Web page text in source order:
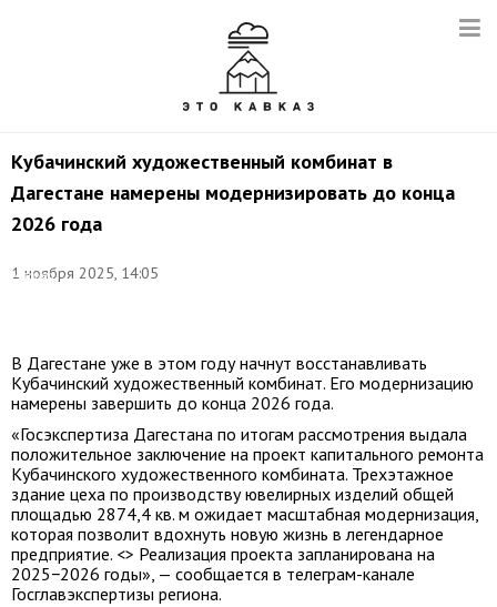
Кубачинский художественный комбинат в
Дагестане намерены модернизировать до конца
2026 года
1 ноября 2025, 14:05
Марина
В Дагестане уже в этом году начнут восстанавливать
Кубачинский художественный комбинат. Его модернизацию
намерены завершить до конца 2026 года.
«Госэкспертиза Дагестана по итогам рассмотрения выдала
положительное заключение на проект капитального ремонта
Кубачинского художественного комбината. Трехэтажное
здание цеха по производству ювелирных изделий общей
площадью 2874,4 кв. м ожидает масштабная модернизация,
которая позволит вдохнуть новую жизнь в легендарное
предприятие. <> Реализация проекта запланирована на
2025−2026 годы», — сообщается в телеграм-канале
Госглавэкспертизы региона.